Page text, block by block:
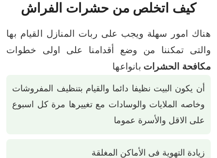
كيف اتخلص من حشرات الفراش
هناك امور سهلة ويجب على ربات المنازل القيام بها
والتى تمكننا من وضع أقدامنا على اولى خطوات
مكافحة الحشرات بانواعها
أن يكون البيت نظيفا دائما والقيام بتنظيف المفروشات
وخاصه الملايات والوسادات مع تغييرها مرة كل اسبوع
على الاقل والأسرة عموما
زيادة التهوية فى الأماكن المغلقة